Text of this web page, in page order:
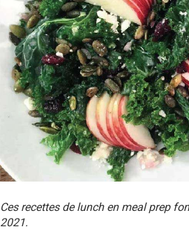
Ces recettes de lunch en meal prep
2021.